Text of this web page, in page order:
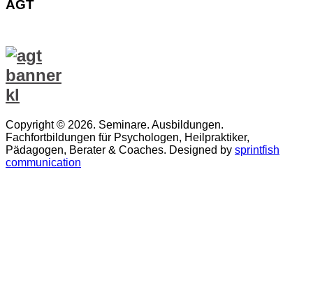
AGT
Copyright © 2026. Seminare. Ausbildungen.
Fachfortbildungen für Psychologen, Heilpraktiker,
Pädagogen, Berater & Coaches. Designed by sprintfish
communication